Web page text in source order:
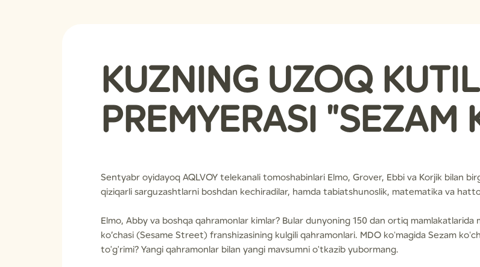
KUZNING UZOQ
PREMYERASI "SEZAM
Sentyabr oyidayoq AQLVOY telekanali tomoshabinlari Elmo, Grover, Ebbi va Korjik bilan
qiziqarli sarguzashtlarni boshdan kechiradilar, hamda tabiatshunoslik, matematika va
Elmo, Abby va boshqa qahramonlar kimlar? Bular dunyoning 150 dan ortiq
ko’chasi (Sesame Street) franshizasining kulgili qahramonlari. MDO koʻmagida Sezam
to'g'rimi? Yangi qahramonlar bilan yangi mavsumni o'tkazib yubormang.